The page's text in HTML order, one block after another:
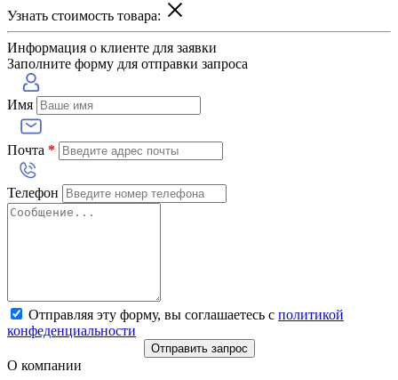
Узнать стоимость товара:
Информация о клиенте для заявки
Заполните форму для отправки запроса
Имя
Почта *
Телефон
Отправляя эту форму, вы соглашаетесь с политикой
конфеденциальности
Отправить запрос
О компании